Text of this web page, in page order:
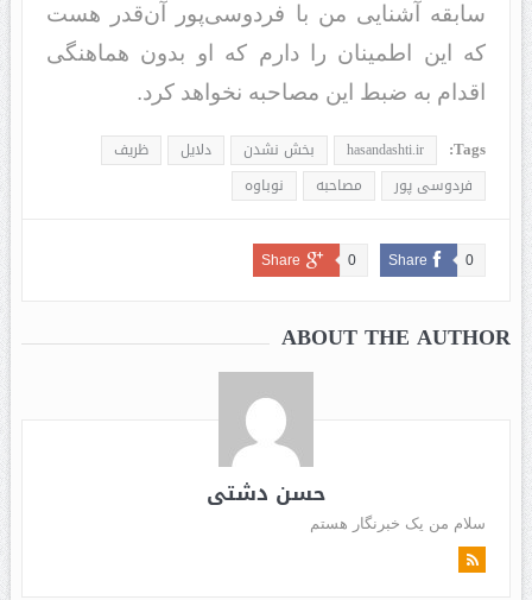
سابقه آشنایی من با فردوسی‌پور آن‌قدر هست
که این اطمینان را دارم که او بدون هماهنگی
اقدام به ضبط این مصاحبه نخواهد کرد.
Tags:
hasandashti.ir بخش نشدن دلایل
ظریف
فردوسی پور
مصاحبه نوباوه
Share 0
Share 0
ABOUT THE AUTHOR
حسن دشتی
سلام من یک خبرنگار هستم